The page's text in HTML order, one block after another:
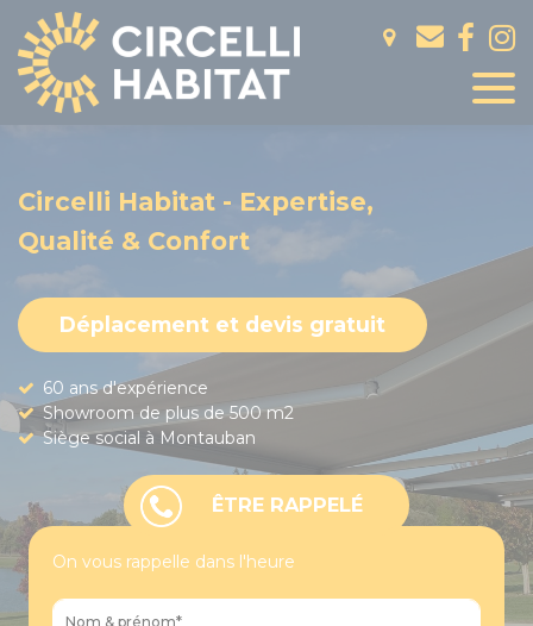
Circelli Habitat - Expertise,
Qualité & Confort
Déplacement et devis gratuit
60 ans d'expérience
Showroom de plus de 500 m2
Siège social à Montauban
ÊTRE RAPPELÉ
On vous rappelle dans l'heure
Panneau de gestion des cookies